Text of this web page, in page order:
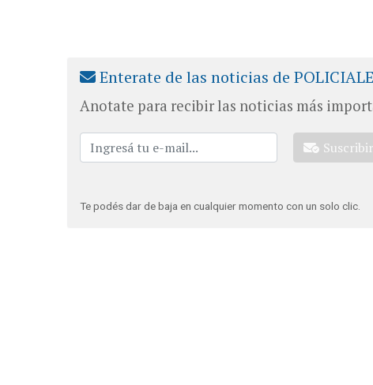
Enterate de las noticias de
Anotate para recibir las noticias más
Te podés dar de baja en cualquier momento con un solo clic.